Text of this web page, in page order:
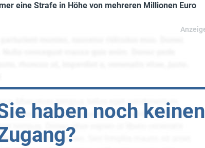
eine Strafe in Höhe von mehreren Millionen Euro
haben noch keinen